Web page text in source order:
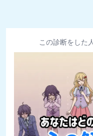
この診断をした